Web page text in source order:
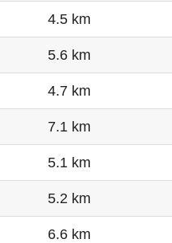
4.5 km
5.6 km
4.7 km
7.1 km
5.1 km
5.2 km
6.6 km